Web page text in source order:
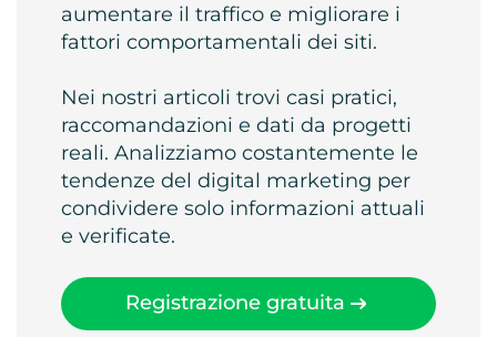
aumentare il traffico e migliorare i
fattori comportamentali dei siti.
Nei nostri articoli trovi casi pratici,
raccomandazioni e dati da progetti
reali. Analizziamo costantemente le
tendenze del digital marketing per
condividere solo informazioni attuali
e verificate.
Registrazione gratuita